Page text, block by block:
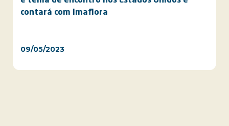
contará com Imaflora
09/05/2023